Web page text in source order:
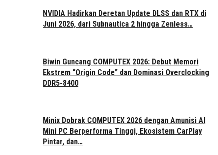
NVIDIA Hadirkan Deretan Update DLSS dan RTX di
Juni 2026, dari Subnautica 2 hingga Zenless…
Biwin Guncang COMPUTEX 2026: Debut Memori
Ekstrem “Origin Code” dan Dominasi Overclocking
DDR5-8400
Minix Dobrak COMPUTEX 2026 dengan Amunisi AI
Mini PC Berperforma Tinggi, Ekosistem CarPlay
Pintar, dan…